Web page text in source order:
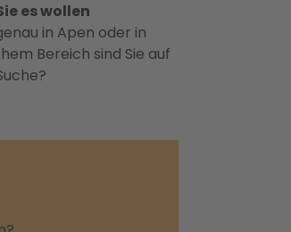
es wollen
in Apen oder in
Bereich sind Sie auf